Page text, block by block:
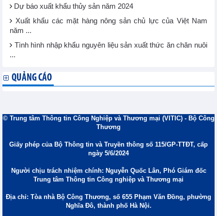
Dự báo xuất khẩu thủy sản năm 2024
Xuất khẩu các mặt hàng nông sản chủ lực của Việt Nam
năm ...
Tình hình nhập khẩu nguyên liệu sản xuất thức ăn chăn nuôi
...
QUẢNG CÁO
© Trung tâm Thông tin Công Nghiệp và Thương mại (VITIC) - Bộ Công
Thương
Giấy phép của Bộ Thông tin và Truyền thông số 115/GP-TTĐT, cấp
ngày 5/6/2024
Người chịu trách nhiệm chính: Nguyễn Quốc Lân, Phó Giám đốc
Trung tâm Thông tin Công nghiệp và Thương mại
Địa chỉ: Tòa nhà Bộ Công Thương, số 655 Phạm Văn Đồng, phường
Nghĩa Đô, thành phố Hà Nội.